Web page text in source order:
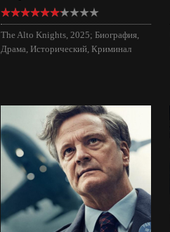
The Alto Knights, 2025; Биография,
Драма, Исторический, Криминал